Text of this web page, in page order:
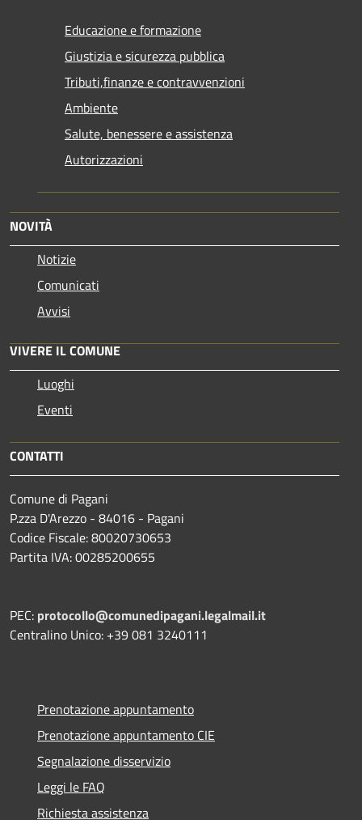
Educazione e formazione
Giustizia e sicurezza pubblica
Tributi,finanze e contravvenzioni
Ambiente
Salute, benessere e assistenza
Autorizzazioni
NOVITÀ
Notizie
Comunicati
Avvisi
VIVERE IL COMUNE
Luoghi
Eventi
CONTATTI
Comune di Pagani
P.zza D'Arezzo - 84016 - Pagani
Codice Fiscale: 80020730653
Partita IVA: 00285200655
PEC: protocollo@comunedipagani.legalmail.it
Centralino Unico: +39 081 3240111
Prenotazione appuntamento
Prenotazione appuntamento CIE
Segnalazione disservizio
Leggi le FAQ
Richiesta assistenza